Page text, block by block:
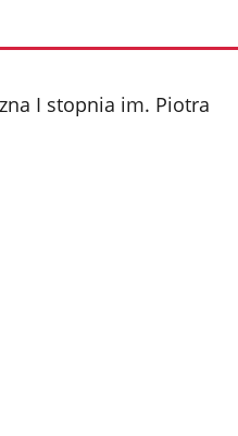
I stopnia im. Piotra